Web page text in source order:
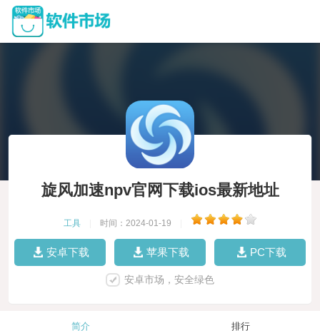
旋风加速npv官网下载ios最新地址
工具 时间：2024-01-19
安卓下载 苹果下载 PC下载
安卓市场，安全绿色
简介 排行